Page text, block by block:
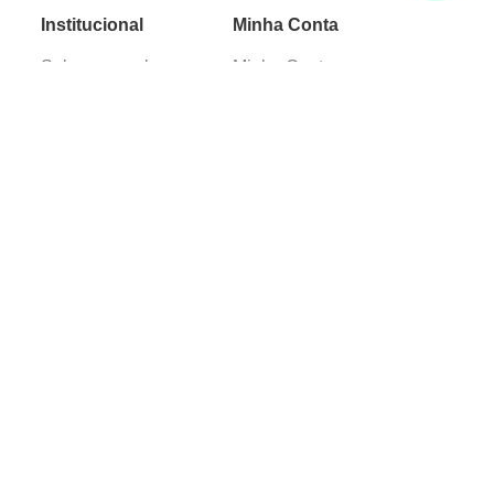
Institucional
Sobre a caçula
Minha Conta
Minha Conta